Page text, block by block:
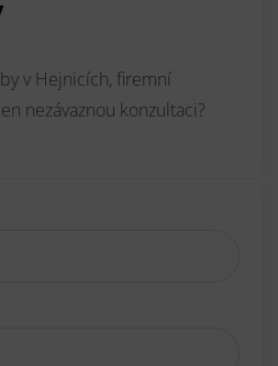
v Hejnicích, firemní
nezávaznou konzultaci?